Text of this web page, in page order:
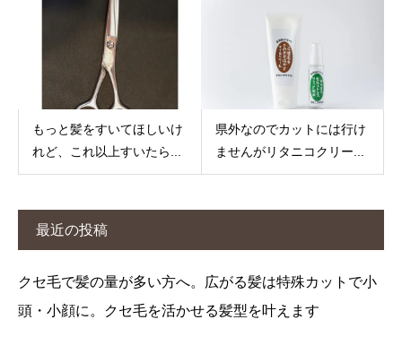
もっと髪をすいてほしいけ
れど、これ以上すいたら...
県外なのでカットには行け
ませんがリタニコクリー...
最近の投稿
クセ毛で髪の量が多い方へ。広がる髪は特殊カットで小
頭・小顔に。クセ毛を活かせる髪型を叶えます